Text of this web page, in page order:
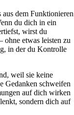
dem Funktionieren
du dich in ein
wirst du
ohne etwas leisten zu
in der du Kontrolle
weil sie keine
Gedanken schweifen
auf dich wirken
sondern dich auf